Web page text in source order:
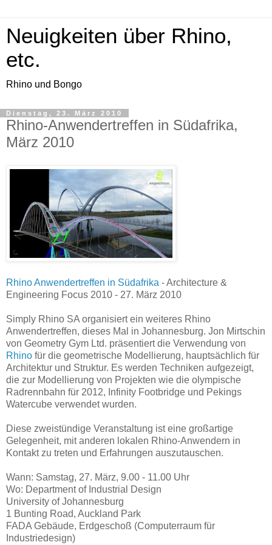
Neuigkeiten über Rhino,
etc.
Rhino und Bongo
Dienstag, 23. März 2010
Rhino-Anwendertreffen in Südafrika,
März 2010
Rhino Anwendertreffen in Südafrika - Architecture &
Engineering Focus 2010 - 27. März 2010
Simply Rhino SA organisiert ein weiteres Rhino
Anwendertreffen, dieses Mal in Johannesburg. Jon Mirtschin
von Geometry Gym Ltd. präsentiert die Verwendung von
Rhino für die geometrische Modellierung, hauptsächlich für
Architektur und Struktur. Es werden Techniken aufgezeigt,
die zur Modellierung von Projekten wie die olympische
Radrennbahn für 2012, Infinity Footbridge und Pekings
Watercube verwendet wurden.
Diese zweistündige Veranstaltung ist eine großartige
Gelegenheit, mit anderen lokalen Rhino-Anwendern in
Kontakt zu treten und Erfahrungen auszutauschen.
Wann: Samstag, 27. März, 9.00 - 11.00 Uhr
Wo: Department of Industrial Design
University of Johannesburg
1 Bunting Road, Auckland Park
FADA Gebäude, Erdgeschoß (Computerraum für
Industriedesign)